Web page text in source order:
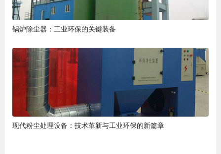
锅炉除尘器：工业环保的关键装备
现代粉尘处理设备：技术革新与工业环保的新篇章